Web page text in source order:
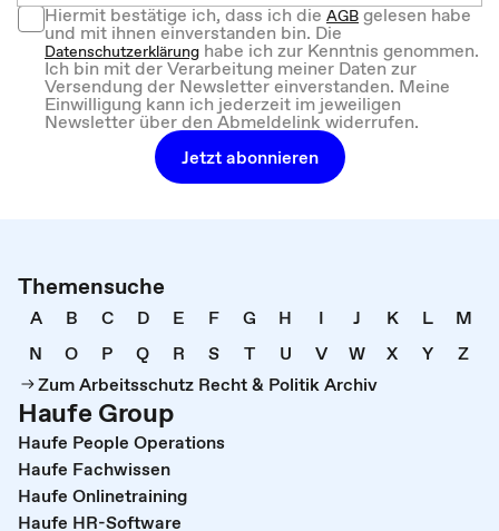
Hiermit bestätige ich, dass ich dieAGBgelesen habe
und mit ihnen einverstanden bin. Die
Datenschutzerklärung habe ich zur Kenntnis genommen.
Ich bin mit der Verarbeitung meiner Daten zur
Versendung der Newsletter einverstanden. Meine
Einwilligung kann ich jederzeit im jeweiligen
Newsletter über den Abmeldelink widerrufen.
Jetzt abonnieren
Themensuche
A B C D E F G H I J K L
M
N
O P Q R S T U V W X Y
Z
Zum Arbeitsschutz Recht & Politik Archiv
Haufe Group
Haufe People Operations
Haufe Fachwissen
Haufe Onlinetraining
Haufe HR-Software